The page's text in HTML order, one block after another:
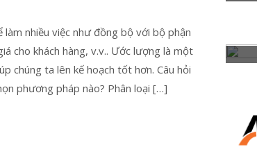
làm nhiều việc như đồng bộ với bộ phận
cho khách hàng, v.v.. Ước lượng là một
chúng ta lên kế hoạch tốt hơn. Câu hỏi
phương pháp nào? Phân loại […]